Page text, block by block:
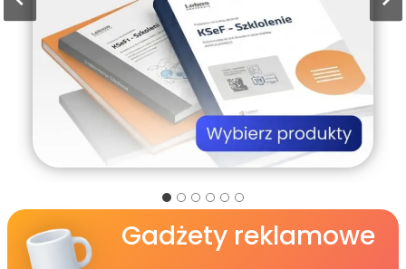
Gadżety reklamowe